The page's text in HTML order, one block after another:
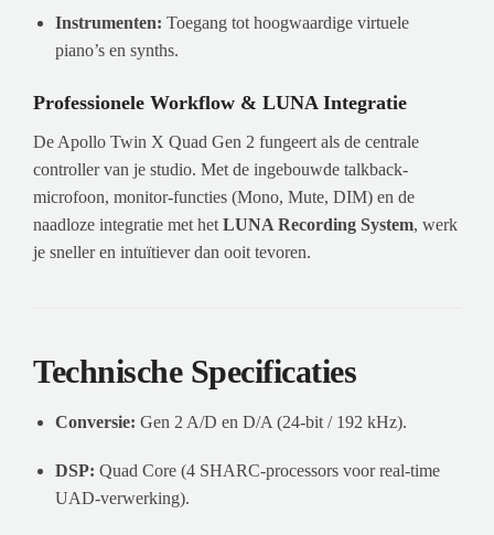
Instrumenten: Toegang tot hoogwaardige virtuele
piano’s en synths.
Professionele Workflow & LUNA Integratie
De Apollo Twin X Quad Gen 2 fungeert als de centrale
controller van je studio. Met de ingebouwde talkback-
microfoon, monitor-functies (Mono, Mute, DIM) en de
naadloze integratie met het LUNA Recording System, werk
je sneller en intuïtiever dan ooit tevoren.
Technische Specificaties
Conversie: Gen 2 A/D en D/A (24-bit / 192 kHz).
DSP: Quad Core (4 SHARC-processors voor real-time
UAD-verwerking).